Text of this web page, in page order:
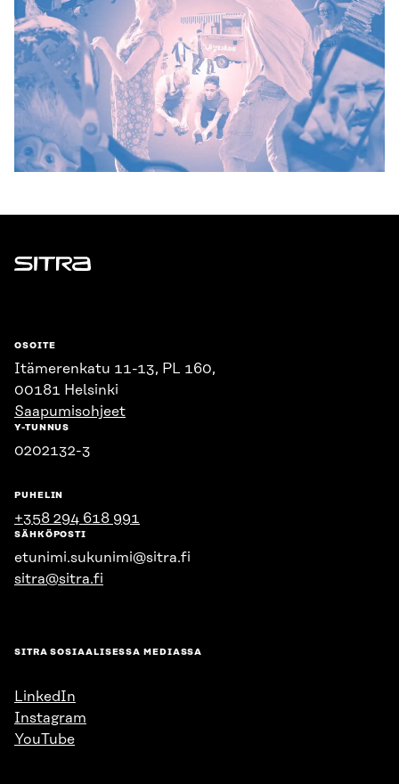
Sitra
OSOITE
Itämerenkatu 11-13, PL 160,
00181 Helsinki
Saapumisohjeet
Y-TUNNUS
0202132-3
PUHELIN
+358 294 618 991
SÄHKÖPOSTI
etunimi.sukunimi@sitra.fi
sitra@sitra.fi
SITRA SOSIAALISESSA MEDIASSA
LinkedIn
Instagram
YouTube